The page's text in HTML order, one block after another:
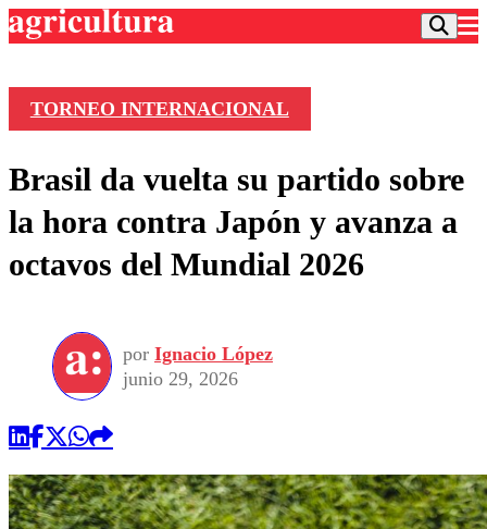
Frecuencias
Agricultura TV
Deportes
Colo Colo
Seleccion Chilena
Torneo Internacional
Universidad de Chile
Entretención
Economía
Internacional
Sustentabilidad
Publicaciones en medios
Opinión
TORNEO INTERNACIONAL
Brasil da vuelta su partido sobre
la hora contra Japón y avanza a
octavos del Mundial 2026
por Ignacio López
junio 29, 2026